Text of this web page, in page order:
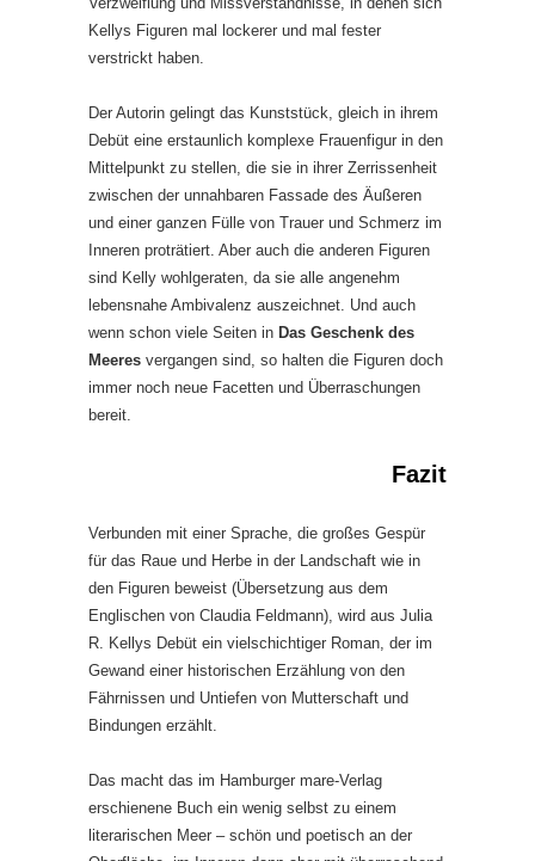
Kellys Figuren mal lockerer und mal fester
verstrickt haben.
Der Autorin gelingt das Kunststück, gleich in ihrem
Debüt eine erstaunlich komplexe Frauenfigur in den
Mittelpunkt zu stellen, die sie in ihrer Zerrissenheit
zwischen der unnahbaren Fassade des Äußeren
und einer ganzen Fülle von Trauer und Schmerz im
Inneren proträtiert. Aber auch die anderen Figuren
sind Kelly wohlgeraten, da sie alle angenehm
lebensnahe Ambivalenz auszeichnet. Und auch
wenn schon viele Seiten in Das Geschenk des
Meeres vergangen sind, so halten die Figuren doch
immer noch neue Facetten und Überraschungen
bereit.
Fazit
Verbunden mit einer Sprache, die großes Gespür
für das Raue und Herbe in der Landschaft wie in
den Figuren beweist (Übersetzung aus dem
Englischen von Claudia Feldmann), wird aus Julia
R. Kellys Debüt ein vielschichtiger Roman, der im
Gewand einer historischen Erzählung von den
Fährnissen und Untiefen von Mutterschaft und
Bindungen erzählt.
Das macht das im Hamburger mare-Verlag
erschienene Buch ein wenig selbst zu einem
literarischen Meer – schön und poetisch an der